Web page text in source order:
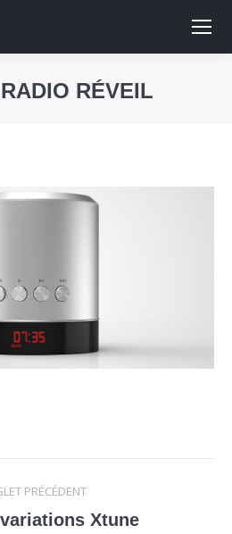
RÉVEIL
PRÉCÉDENT
Onglet
Xtune